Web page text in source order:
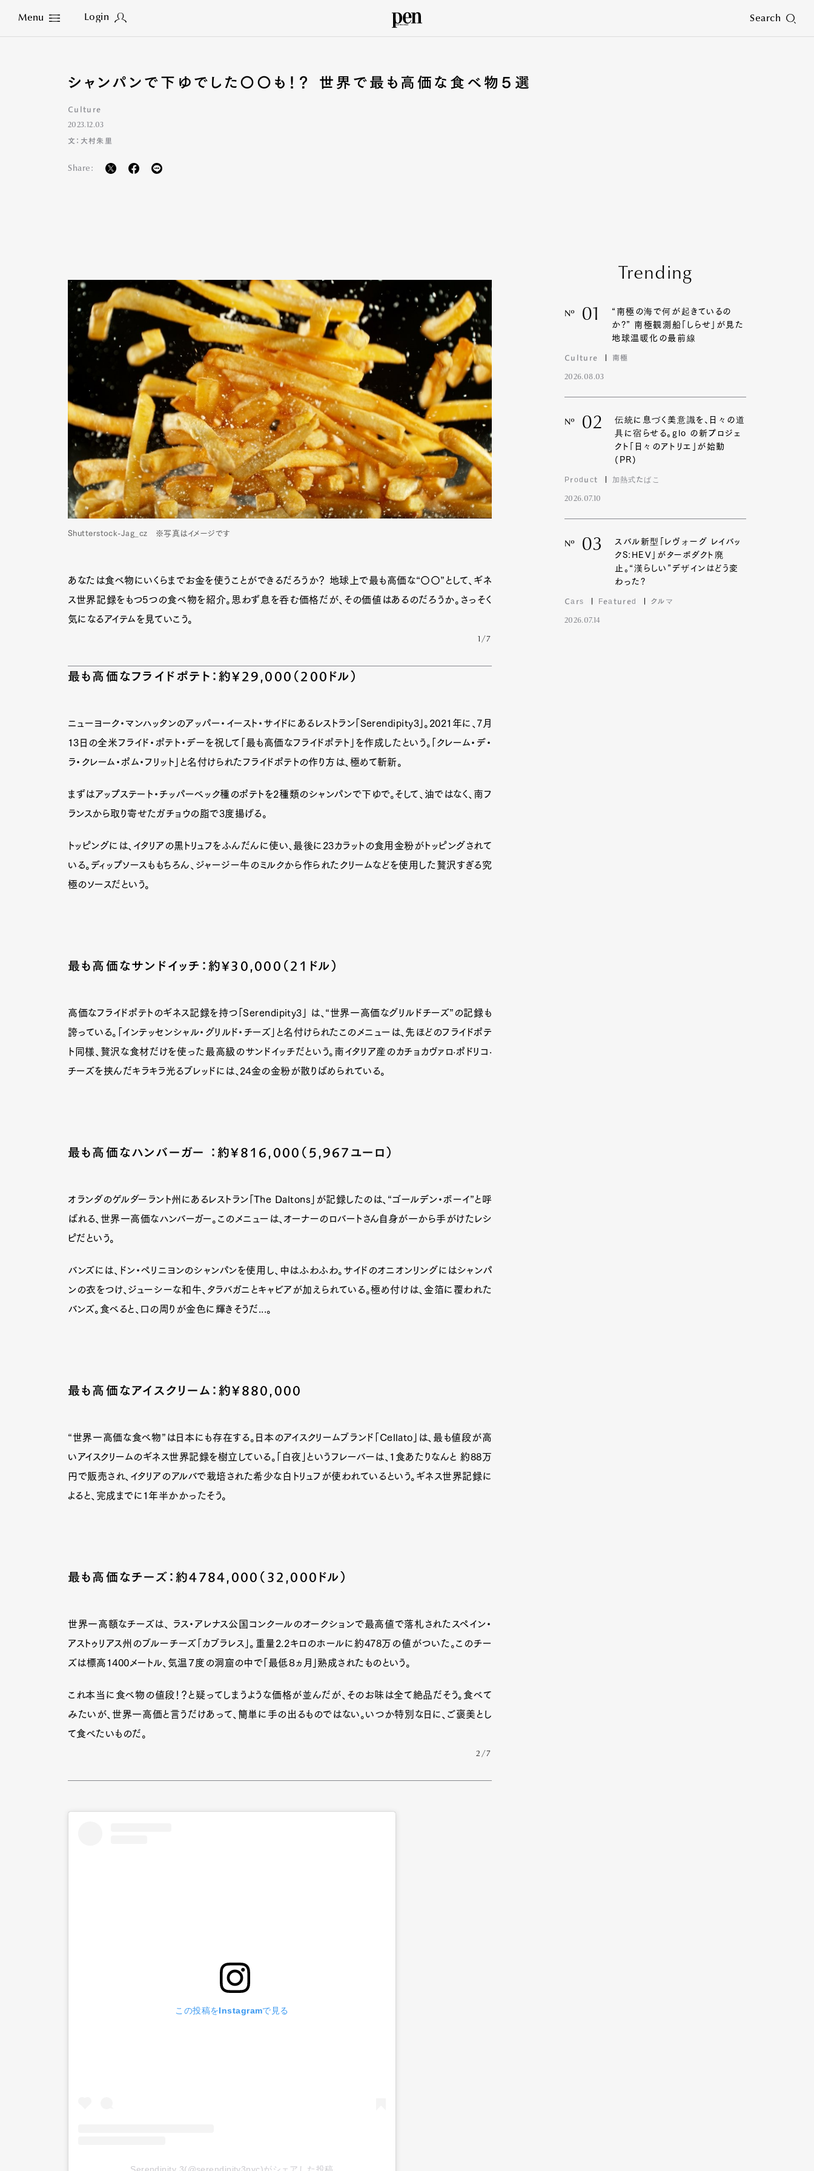
Menu Login Search
Close
Art&Design Watch
Fashion
Pen Meet Pen international Pen tw
シャンパンで下ゆでした〇〇も！？ 世界で最も高価な食べ物５選
Culture
2023.12.03
文：大村朱里
Share:
Shutterstock-Jag_cz ※写真はイメージです
あなたは食べ物にいくらまでお金を使うことができるだろうか？ 地球上で最も高価な“〇〇”として、ギネ
ス世界記録をもつ5つの食べ物を紹介。思わず息を呑む価格だが、その価値はあるのだろうか。さっそく
気になるアイテムを見ていこう。
1/7
最も高価なフライドポテト：約¥29,000（200ドル）
ニューヨーク・マンハッタンのアッパー・イースト・サイドにあるレストラン「Serendipity3」。2021年に、7月
13日の全米フライド・ポテト・デーを祝して「最も高価なフライドポテト」を作成したという。「クレーム・デ・
ラ・クレーム・ポム・フリット」と名付けられたフライドポテトの作り方は、極めて斬新。
まずはアップステート・チッパーベック種のポテトを2種類のシャンパンで下ゆで。そして、油ではなく、南フ
ランスから取り寄せたガチョウの脂で3度揚げる。
トッピングには、イタリアの黒トリュフをふんだんに使い、最後に23カラットの食用金粉がトッピングされて
いる。ディップソースももちろん、ジャージー牛のミルクから作られたクリームなどを使用した贅沢すぎる究
極のソースだという。
最も高価なサンドイッチ：約¥30,000（21ドル）
高価なフライドポテトのギネス記録を持つ「Serendipity3」 は、“世界一高価なグリルドチーズ”の記録も
誇っている。「インテッセンシャル・グリルド・チーズ」と名付けられたこのメニューは、先ほどのフライドポテ
ト同様、贅沢な食材だけを使った最高級のサンドイッチだという。南イタリア産のカチョカヴァロ·ポドリコ·
チーズを挟んだキラキラ光るブレッドには、24金の金粉が散りばめられている。
最も高価なハンバーガー ：約¥816,000（5,967ユーロ）
オランダのゲルダーラント州にあるレストラン「The Daltons」が記録したのは、“ゴールデン・ボーイ”と呼
ばれる、世界一高価なハンバーガー。このメニューは、オーナーのロバートさん自身が一から手がけたレシ
ピだという。
バンズには、ドン・ペリニヨンのシャンパンを使用し、中はふわふわ。サイドのオニオンリングにはシャンパ
ンの衣をつけ、ジューシーな和牛、タラバガニとキャビアが加えられている。極め付けは、金箔に覆われた
バンズ。食べると、口の周りが金色に輝きそうだ...。
最も高価なアイスクリーム：約¥880,000
“世界一高価な食べ物”は日本にも存在する。日本のアイスクリームブランド「Cellato」は、最も値段が高
いアイスクリームのギネス世界記録を樹立している。「白夜」というフレーバーは、1食あたりなんと 約88万
円で販売され、イタリアのアルバで栽培された希少な白トリュフが使われているという。ギネス世界記録に
よると、完成までに1年半かかったそう。
最も高価なチーズ：約4784,000（32,000ドル）
世界一高額なチーズは、 ラス・アレナス公国コンクールのオークションで最高値で落札されたスペイン・
アストゥリアス州のブルーチーズ「カブラレス」。​​重量2.2キロのホールに約478万の値がついた。このチー
ズは標高1400メートル、気温７度の洞窟の中で「最低８ヵ月」熟成されたものという。
これ本当に食べ物の値段！？と疑ってしまうような価格が並んだが、そのお味は全て絶品だそう。食べて
みたいが、世界一高価と言うだけあって、簡単に手の出るものではない。いつか特別な日に、ご褒美とし
て食べたいものだ。
2/7
この投稿をInstagramで見る
Serendipity 3(@serendipity3nyc)がシェアした投稿
Trending
Nº 01
“南極の海で何が起きているの
か?” 南極観測船「しらせ」が見た
地球温暖化の最前線
Culture 南極
2026.08.03
Nº 02
伝統に息づく美意識を、日々の道
具に宿らせる。glo の新プロジェ
クト「日々のアトリエ」が始動
(PR)
Product 加熱式たばこ
2026.07.10
Nº 03
スバル新型「レヴォーグ レイバッ
クS:HEV」がターボダクト廃
止。“漢らしい”デザインはどう変
わった?
Cars Featured クルマ
2026.07.14